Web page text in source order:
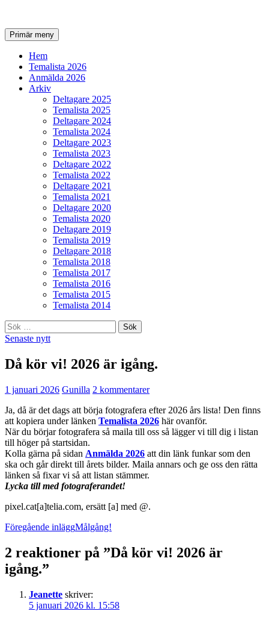
SökPrimär meny Gå
till
Hem
Temalista 2026
Anmälda 2026
Arkiv
Deltagare 2025
Temalista 2025
Deltagare 2024
Temalista 2024
Deltagare 2023
Temalista 2023
Deltagare 2022
Temalista 2022
Deltagare 2021
Temalista 2021
Deltagare 2020
Temalista 2020
Deltagare 2019
Temalista 2019
Deltagare 2018
Temalista 2018
Temalista 2017
Temalista 2016
Temalista 2015
Temalista 2014
Sök
efter:
Senaste nytt
Då kör vi! 2026 är igång.
1 januari 2026 Gunilla 2 kommentarer
Ja, då är det dags att börja fotografera efter 2026 års lista! Den finns
att kopiera under länken Temalista 2026 här ovanför.
När du börjar fotografera så maila till oss så lägger vi till dig i listan
till höger på startsidan.
Kolla gärna på sidan Anmälda 2026 att din länk funkar som den
ska och går direkt till årets bilder. Maila annars och ge oss den rätta
länken så fixar vi så att listan stämmer.
Lycka till med fotograferandet!
pixel.cat[a]telia.com, ersätt [a] med @.
Inläggsnavigering
Föregående inläggMålgång!
2 reaktioner på ”Då kör vi! 2026 är
igång.”
Jeanette skriver:
5 januari 2026 kl. 15:58